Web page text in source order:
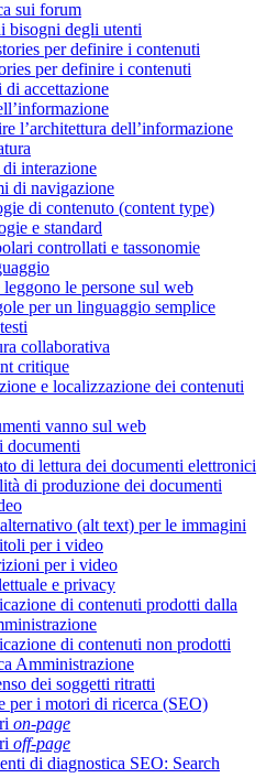
sui forum
bisogni degli utenti
per definire i contenuti
per definire i contenuti
accettazione
l’architettura dell’informazione
interazione
di navigazione
di contenuto (content type)
e standard
controllati e tassonomie
le persone sul web
per un linguaggio semplice
collaborativa
critique
e localizzazione dei contenuti
vanno sul web
documenti
di lettura dei documenti elettronici
di produzione dei documenti
(alt text) per le immagini
per i video
per i video
e privacy
di contenuti prodotti dalla
di contenuti non prodotti
Amministrazione
dei soggetti ritratti
per i motori di ricerca (SEO)
on-page
off-page
di diagnostica SEO: Search